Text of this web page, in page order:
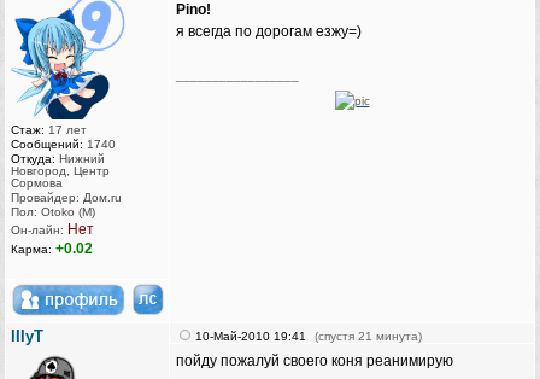
Стаж: 17 лет
Сообщений: 1740
Откуда: Нижний
Новгород, Центр
Сормова
Провайдер: Дом.ru
Пол: Otoko (M)
Он-лайн: Нет
Карма: +0.02
Pino!
я всегда по дорогам езжу=)
IIIyT 10-Май-2010 19:41 (спустя 21 минута)
пойду пожалуй своего коня реанимирую